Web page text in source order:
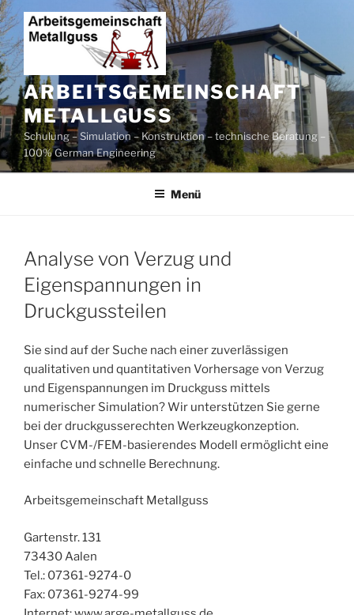
Zum
Inhalt
springen
ARBEITSGEMEINSCHAFT
METALLGUSS
Schulung – Simulation – Konstruktion – technische Beratung –
100% German Engineering
Menü
Analyse von Verzug und
Eigenspannungen in
Druckgussteilen
Sie sind auf der Suche nach einer zuverlässigen
qualitativen und quantitativen Vorhersage von Verzug
und Eigenspannungen im Druckguss mittels
numerischer Simulation? Wir unterstützen Sie gerne
bei der druckgusserechten Werkzeugkonzeption.
Unser CVM-/FEM-basierendes Modell ermöglicht eine
einfache und schnelle Berechnung.
Arbeitsgemeinschaft Metallguss
Gartenstr. 131
73430 Aalen
Tel.: 07361-9274-0
Fax: 07361-9274-99